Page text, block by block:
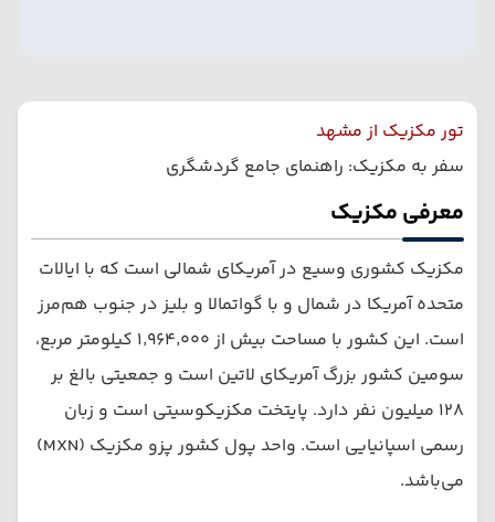
تور مکزیک از مشهد
سفر به مکزیک: راهنمای جامع گردشگری
معرفی مکزیک
مکزیک کشوری وسیع در آمریکای شمالی است که با ایالات
متحده آمریکا در شمال و با گواتمالا و بلیز در جنوب هم‌مرز
است. این کشور با مساحت بیش از ۱٬۹۶۴٬۰۰۰ کیلومتر مربع،
سومین کشور بزرگ آمریکای لاتین است و جمعیتی بالغ بر
۱۲۸ میلیون نفر دارد. پایتخت مکزیکوسیتی است و زبان
رسمی اسپانیایی است. واحد پول کشور پزو مکزیک (MXN)
می‌باشد.